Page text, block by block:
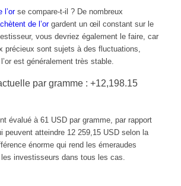
l’orse compare-t-il ? De nombreux
de l’orgardent un œil constant sur le
vous devriez également le faire, car
précieux sont sujets à des fluctuations,
est généralement très stable.
par gramme : +12,198.15
évalué à 61 USD par gramme, par rapport
peuvent atteindre 12 259,15 USD selon la
énorme qui rend les émeraudes
investisseurs dans tous les cas.